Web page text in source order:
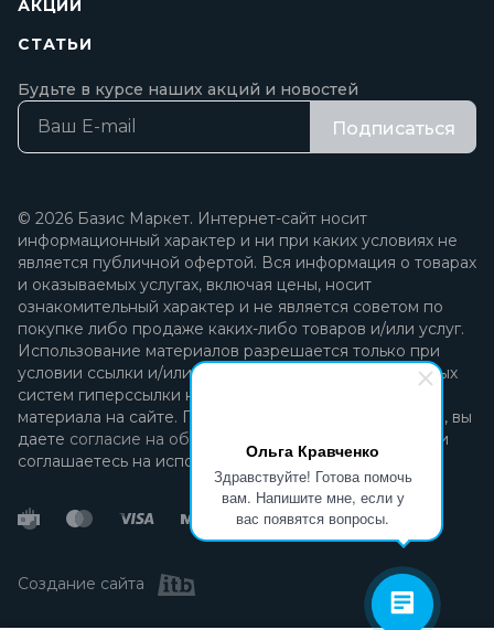
Ольга Кравченко
Здравствуйте! Готова помочь
вам. Напишите мне, если у
вас появятся вопросы.
АКЦИИ
СТАТЬИ
Будьте в курсе наших акций и новостей
Подписаться
© 2026 Базис Маркет. Интернет-сайт носит
информационный характер и ни при каких условиях не
является публичной офертой. Вся информация о товарах
и оказываемых услугах, включая цены, носит
ознакомительный характер и не является советом по
покупке либо продаже каких-либо товаров и/или услуг.
Использование материалов разрешается только при
условии ссылки и/или прямой открытой для поисковых
систем гиперссылки на непосредственный адрес
материала на сайте. Продолжая пользоваться сайтом, вы
даете согласие на обработку персональных данных
и
соглашаетесь на использование файлов cookie.
Создание сайта